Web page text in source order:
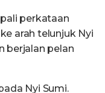
perkataan
arah telunjuk Nyi
berjalan pelan
Nyi Sumi.